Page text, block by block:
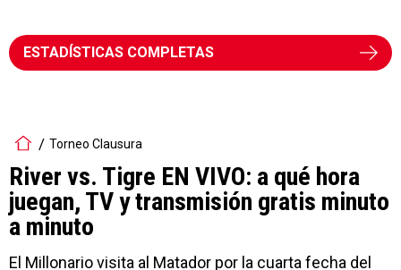
ESTADÍSTICAS COMPLETAS
Torneo Clausura
River vs. Tigre EN VIVO: a qué hora
juegan, TV y transmisión gratis minuto
a minuto
El Millonario visita al Matador por la cuarta fecha del